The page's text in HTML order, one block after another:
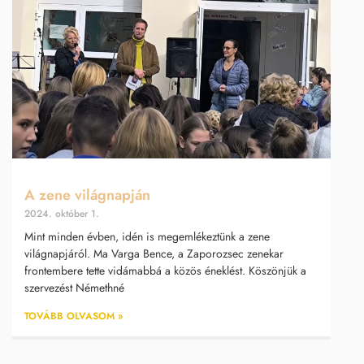
A zene világnapján
2024. október 1.
Mint minden évben, idén is megemlékeztünk a zene
világnapjáról. Ma Varga Bence, a Zaporozsec zenekar
frontembere tette vidámabbá a közös éneklést. Köszönjük a
szervezést Némethné
TOVÁBB OLVASOM »